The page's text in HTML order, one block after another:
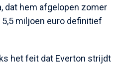
dat hem afgelopen zomer
miljoen euro definitief
het feit dat Everton strijdt